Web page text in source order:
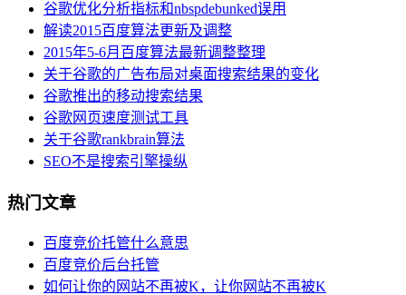
谷歌优化分析指标和nbspdebunked误用
解读2015百度算法更新及调整
2015年5-6月百度算法最新调整整理
关于谷歌的广告布局对桌面搜索结果的变化
谷歌推出的移动搜索结果
谷歌网页速度测试工具
关于谷歌rankbrain算法
SEO不是搜索引擎操纵
热门文章
百度竞价托管什么意思
百度竞价后台托管
如何让你的网站不再被K，让你网站不再被K